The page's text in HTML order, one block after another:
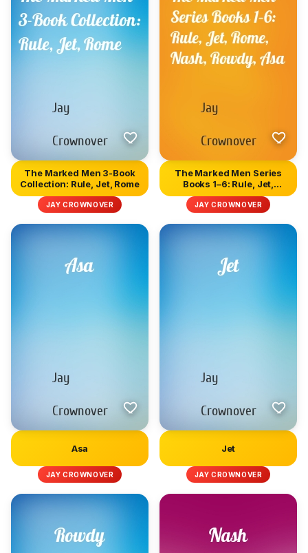
The Marked Men 3-Book
Collection: Rule, Jet, Rome
JAY CROWNOVER
The Marked Men Series
Books 1–6: Rule, Jet,
Rome,...
JAY CROWNOVER
Asa
JAY CROWNOVER
Jet
JAY CROWNOVER